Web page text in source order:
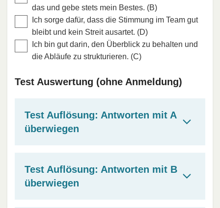
das und gebe stets mein Bestes. (B)
Ich sorge dafür, dass die Stimmung im Team gut
bleibt und kein Streit ausartet. (D)
Ich bin gut darin, den Überblick zu behalten und
die Abläufe zu strukturieren. (C)
Test Auswertung (ohne Anmeldung)
Test Auflösung: Antworten mit A
überwiegen
Test Auflösung: Antworten mit B
überwiegen